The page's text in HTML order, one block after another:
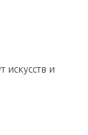
искусств и